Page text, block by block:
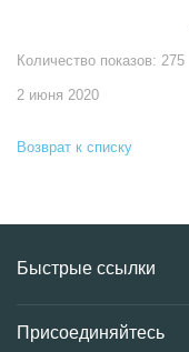
Количество показов: 275
2 июня 2020
Возврат к списку
Быстрые ссылки
Присоединяйтесь